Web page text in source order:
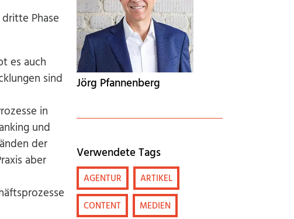
Phase
es auch
sind
in
und
der
aber
Jörg Pfannenberg
Verwendete Tags
AGENTUR
ARTIKEL
CONTENT
MEDIEN